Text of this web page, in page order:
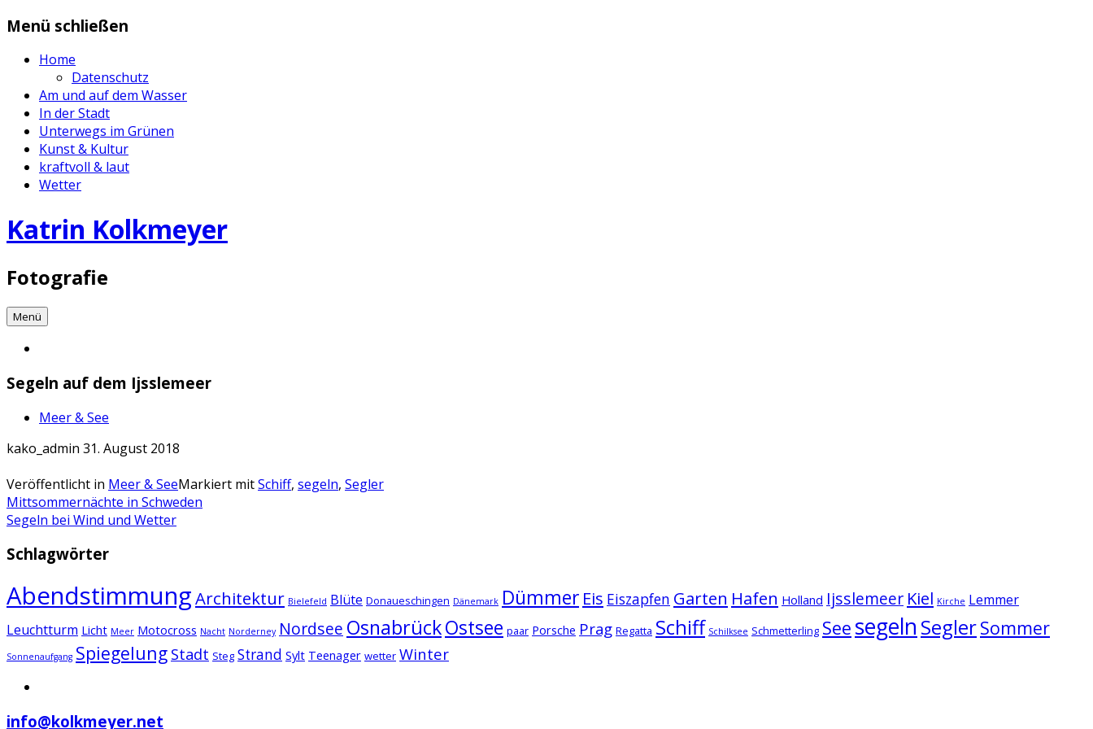
Zum
springen
Menü schließen
Home
Datenschutz
Am und auf dem Wasser
In der Stadt
Unterwegs im Grünen
Kunst & Kultur
kraftvoll & laut
Wetter
Katrin Kolkmeyer
Fotografie
Menü
Segeln auf dem Ijsslemeer
Meer & See
kako_admin 31. August 2018
Veröffentlicht in Meer & SeeMarkiert mitSchiff, segeln, Segler
Artikel-
Navigation
Mittsommernächte in Schweden
Segeln bei Wind und Wetter
Schlagwörter
AbendstimmungArchitektur Bielefeld Blüte Donaueschingen Dänemark Dümmer Eis Eiszapfen Garten Hafen Holland Ijsslemeer Kiel Kirche Lemmer
Leuchtturm Licht Meer Motocross Nacht Norderney Nordsee OsnabrückOstsee paar Porsche Prag Regatta Schiff Schilksee Schmetterling See segeln SeglerSommer
Sonnenaufgang Spiegelung Stadt Steg Strand Sylt Teenager wetter Winter
info@kolkmeyer.net